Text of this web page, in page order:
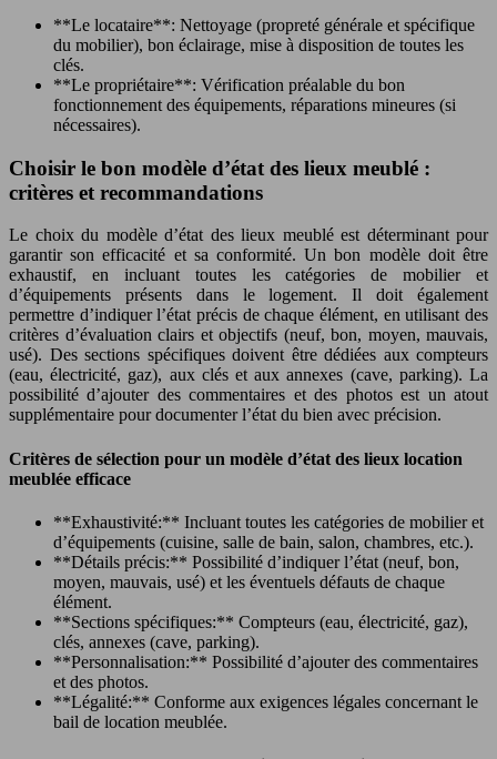
**Le locataire**: Nettoyage (propreté générale et spécifique
du mobilier), bon éclairage, mise à disposition de toutes les
clés.
**Le propriétaire**: Vérification préalable du bon
fonctionnement des équipements, réparations mineures (si
nécessaires).
Choisir le bon modèle d’état des lieux meublé :
critères et recommandations
Le choix du modèle d’état des lieux meublé est déterminant pour
garantir son efficacité et sa conformité. Un bon modèle doit être
exhaustif, en incluant toutes les catégories de mobilier et
d’équipements présents dans le logement. Il doit également
permettre d’indiquer l’état précis de chaque élément, en utilisant des
critères d’évaluation clairs et objectifs (neuf, bon, moyen, mauvais,
usé). Des sections spécifiques doivent être dédiées aux compteurs
(eau, électricité, gaz), aux clés et aux annexes (cave, parking). La
possibilité d’ajouter des commentaires et des photos est un atout
supplémentaire pour documenter l’état du bien avec précision.
Critères de sélection pour un modèle d’état des lieux location
meublée efficace
**Exhaustivité:** Incluant toutes les catégories de mobilier et
d’équipements (cuisine, salle de bain, salon, chambres, etc.).
**Détails précis:** Possibilité d’indiquer l’état (neuf, bon,
moyen, mauvais, usé) et les éventuels défauts de chaque
élément.
**Sections spécifiques:** Compteurs (eau, électricité, gaz),
clés, annexes (cave, parking).
**Personnalisation:** Possibilité d’ajouter des commentaires
et des photos.
**Légalité:** Conforme aux exigences légales concernant le
bail de location meublée.